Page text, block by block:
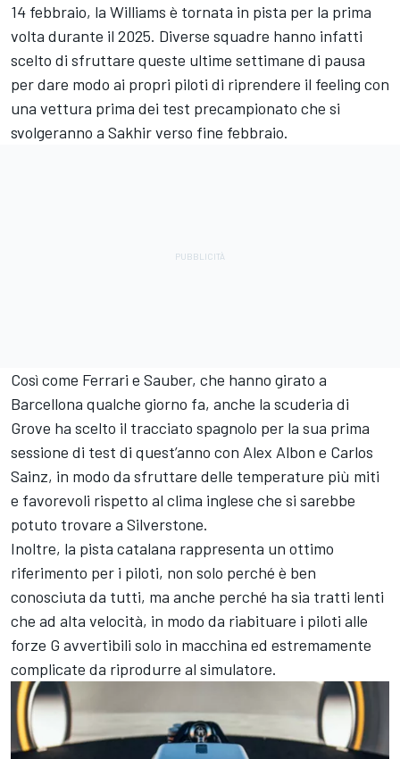
14 febbraio, la Williams è tornata in pista per la prima
volta durante il 2025. Diverse squadre hanno infatti
scelto di sfruttare queste ultime settimane di pausa
per dare modo ai propri piloti di riprendere il feeling con
una vettura prima dei test precampionato che si
svolgeranno a Sakhir verso fine febbraio.
Così come Ferrari e Sauber, che hanno girato a
Barcellona qualche giorno fa, anche la scuderia di
Grove ha scelto il tracciato spagnolo per la sua prima
sessione di test di quest’anno con Alex Albon e Carlos
Sainz, in modo da sfruttare delle temperature più miti
e favorevoli rispetto al clima inglese che si sarebbe
potuto trovare a Silverstone.
Inoltre, la pista catalana rappresenta un ottimo
riferimento per i piloti, non solo perché è ben
conosciuta da tutti, ma anche perché ha sia tratti lenti
che ad alta velocità, in modo da riabituare i piloti alle
forze G avvertibili solo in macchina ed estremamente
complicate da riprodurre al simulatore.